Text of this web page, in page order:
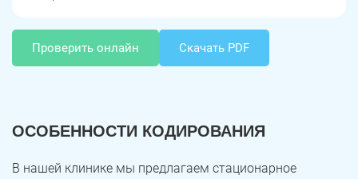
Проверить онлайн Скачать PDF
ОСОБЕННОСТИ КОДИРОВАНИЯ
В нашей клинике мы предлагаем стационарное